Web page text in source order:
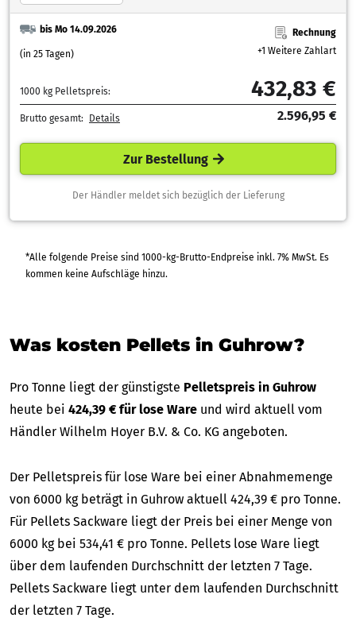
bis Mo 14.09.2026
(in 25 Tagen)
Rechnung
+1 Weitere Zahlart
1000 kg Pelletspreis: 432,83 €
Brutto gesamt: Details 2.596,95 €
Zur Bestellung
Der Händler meldet sich bezüglich der Lieferung
*Alle folgende Preise sind 1000-kg-Brutto-Endpreise inkl. 7% MwSt. Es
kommen keine Aufschläge hinzu.
Was kosten Pellets in Guhrow?
Pro Tonne liegt der günstigste Pelletspreis in Guhrow
heute bei 424,39 € für lose Ware und wird aktuell vom
Händler Wilhelm Hoyer B.V. & Co. KG angeboten.
Der Pelletspreis für lose Ware bei einer Abnahmemenge
von 6000 kg beträgt in Guhrow aktuell 424,39 € pro Tonne.
Für Pellets Sackware liegt der Preis bei einer Menge von
6000 kg bei 534,41 € pro Tonne. Pellets lose Ware liegt
über dem laufenden Durchschnitt der letzten 7 Tage.
Pellets Sackware liegt unter dem laufenden Durchschnitt
der letzten 7 Tage.